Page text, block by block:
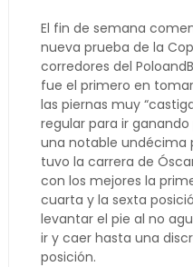
El fin de semana
nueva prueba de la
corredores del
fue el primero en
las piernas muy
regular para ir
una notable undécima
tuvo la carrera de
con los mejores la
cuarta y la sexta
levantar el pie al no
ir y caer hasta una
posición.